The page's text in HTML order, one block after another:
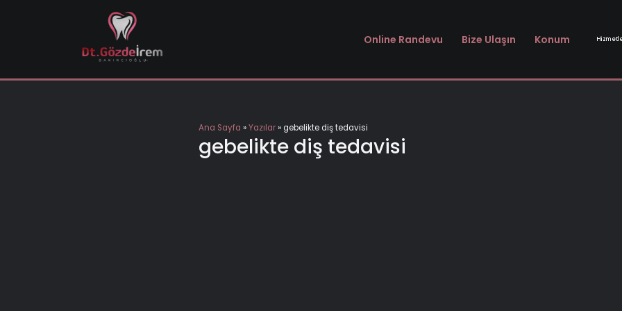
Online Randevu Bize Ulaşın Konum
Ana Sayfa »Yazılar» gebelikte diş tedavisi
gebelikte diş tedavisi